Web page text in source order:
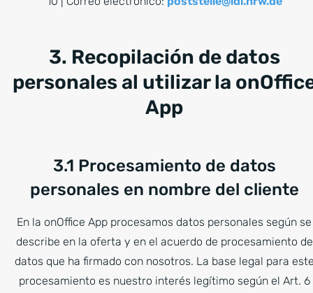
3. Recopilación de datos
personales al utilizar la
App
3.1 Procesamiento de datos
personales en nombre del cliente
En la onOffice App procesamos datos personales según se
describe en la oferta y en el acuerdo de procesamiento de
datos que ha firmado con nosotros. La base legal para
procesamiento es nuestro interés legítimo según el Art. 6